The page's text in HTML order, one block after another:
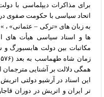
برای مذاکرات دیپلماسی با
اتحاد سیاسی با حکومت صفوی
به زبان های «ترکی – عثمانی» ،
ها و اسناد سیاسی هیأت های
همگی دلالت بر آشنایی
این اسناد در آرشیو دولتی
تر ایران و اتریش در دوران